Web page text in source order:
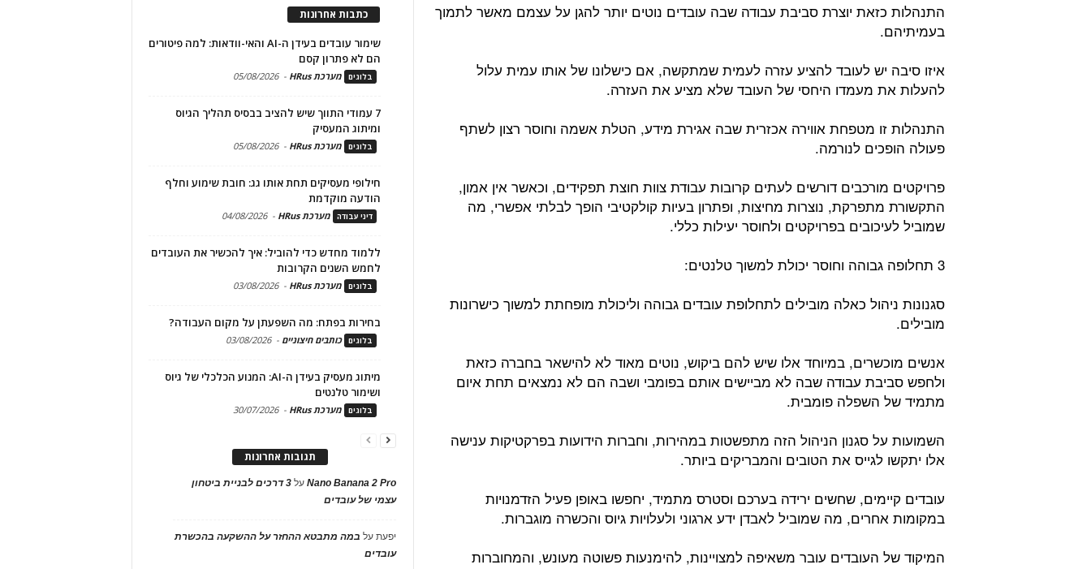
התנהלות כזאת יוצרת סביבת עבודה שבה עובדים נוטים יותר להגן על עצמם מאשר לתמוך
בעמיתיהם.
איזו סיבה יש לעובד להציע עזרה לעמית שמתקשה, אם כישלונו של אותו עמית עלול
להעלות את מעמדו היחסי של העובד שלא מציע את העזרה.
התנהלות זו מטפחת אווירה אכזרית שבה אגירת מידע, הטלת אשמה וחוסר רצון לשתף
פעולה הופכים לנורמה.
פרויקטים מורכבים דורשים לעתים קרובות עבודת צוות חוצת תפקידים, וכאשר אין אמון,
התקשורת מתפרקת, נוצרות מחיצות, ופתרון בעיות קולקטיבי הופך לבלתי אפשרי, מה
שמוביל לעיכובים בפרויקטים ולחוסר יעילות כללי.
3 תחלופה גבוהה וחוסר יכולת למשוך טלנטים:
סגנונות ניהול כאלה מובילים לתחלופת עובדים גבוהה וליכולת מופחתת למשוך כישרונות
מובילים.
אנשים מוכשרים, במיוחד אלו שיש להם ביקוש, נוטים מאוד לא להישאר בחברה כזאת
ולחפש סביבת עבודה שבה לא מביישים אותם בפומבי ושבה הם לא נמצאים תחת איום
מתמיד של השפלה פומבית.
השמועות על סגנון הניהול הזה מתפשטות במהירות, וחברות הידועות בפרקטיקות ענישה
אלו יתקשו לגייס את הטובים והמבריקים ביותר.
עובדים קיימים, שחשים ירידה בערכם וסטרס מתמיד, יחפשו באופן פעיל הזדמנויות
במקומות אחרים, מה שמוביל לאבדן ידע ארגוני ולעלויות גיוס והכשרה מוגברות.
המיקוד של העובדים עובר משאיפה למצויינות, להימנעות פשוטה מעונש, והמחוברות
כתבות אחרונות
שימור עובדים בעידן ה-AI והאי-וודאות: למה פיטורים
הם לא פתרון קסם
בלוגים מערכת HRus -
05/08/2026
7 עמודי התווך שיש להציב בבסיס תהליך הגיוס
ומיתוג המעסיק
בלוגים מערכת HRus -
05/08/2026
חילופי מעסיקים תחת אותו גג: חובת שימוע וחלף
הודעה מוקדמת
דיני עבודה מערכת HRus -
04/08/2026
ללמוד מחדש כדי להוביל: איך להכשיר את העובדים
לחמש השנים הקרובות
בלוגים מערכת HRus -
03/08/2026
בחירות בפתח: מה השפעתן על מקום העבודה?
בלוגים כותבים חיצוניים -
03/08/2026
מיתוג מעסיק בעידן ה-AI: המנוע הכלכלי של גיוס
ושימור טלנטים
בלוגים מערכת HRus -
30/07/2026
תגובות אחרונות
Nano Banana 2 Proעל
3 דרכים לבניית ביטחון
עצמי של עובדים
יפעתעל במה מתבטא ההחזר על ההשקעה בהכשרת
עובדים